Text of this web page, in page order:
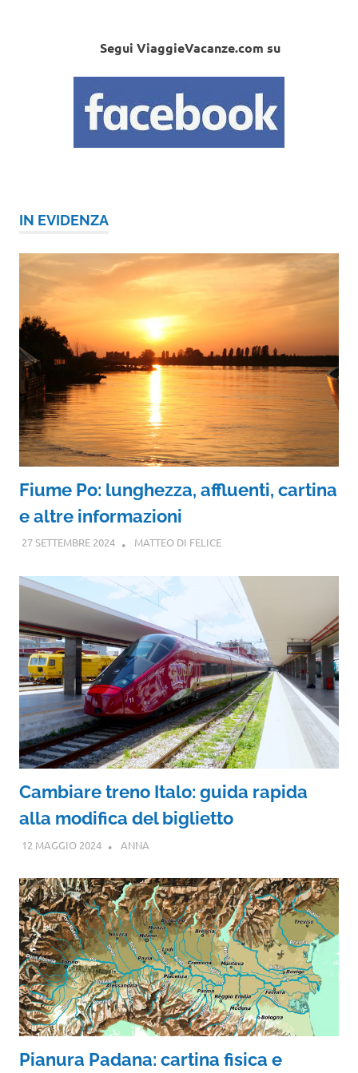
Segui ViaggieVacanze.com su
IN EVIDENZA
Fiume Po: lunghezza, affluenti, cartina
e altre informazioni
27 SETTEMBRE 2024 MATTEO DI FELICE
Cambiare treno Italo: guida rapida
alla modifica del biglietto
12 MAGGIO 2024 ANNA
Pianura Padana: cartina fisica e